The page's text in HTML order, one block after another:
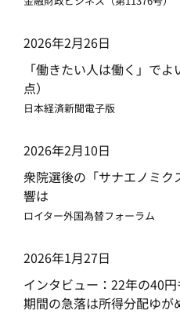
2026年2月26日
「働きたい人は働く」で
点）
日本経済新聞電子版
2026年2月10日
衆院選後の「サナエノミ
響は
ロイター外国為替フォーラム
2026年1月27日
インタビュー：22年の40
期間の急落は所得分配ゆが